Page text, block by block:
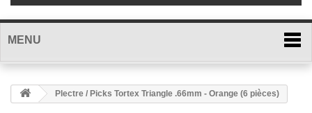
MENU
Plectre / Picks Tortex Triangle .66mm - Orange (6 pièces)